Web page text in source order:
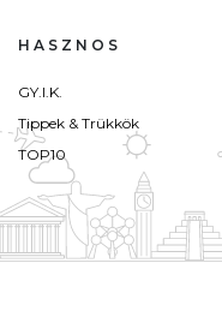
HASZNOS
GY.I.K.
Tippek & Trükkök
TOP10